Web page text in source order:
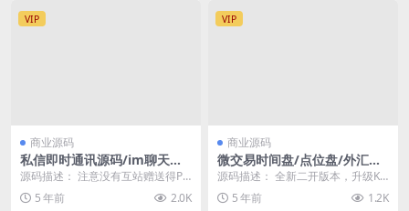
VIP
商业源码
私信即时通讯源码/im聊天系
统/社交APP/微信/安卓/苹果A
PP/ios可上架
源码描述： 注意没有互站赠送得PC
和H5端，只有安卓，苹果端 APP端
全纯原生开...
5 年前 2.0K
VIP
商业源码
微交易时间盘/点位盘/外汇贵
金属交易平台/全新K线/二开
对接三方支付
源码描述： 全新二开版本，升级K
线支持国内外服务器，不在出现卡
顿问题 对接第三方...
5 年前 1.2K